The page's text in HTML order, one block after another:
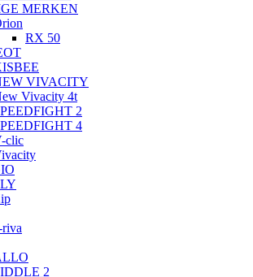
MERKEN
RX 50
VIVACITY
Vivacity 4t
2
4
clic
riva
2